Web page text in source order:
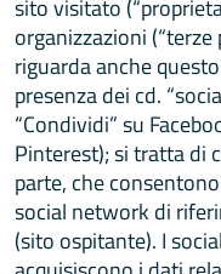
sito visitato
organizzazioni
riguarda anche
presenza dei cd.
“Condividi” su
Pinterest); si tratta di
parte, che
social network di
(sito ospitante). I